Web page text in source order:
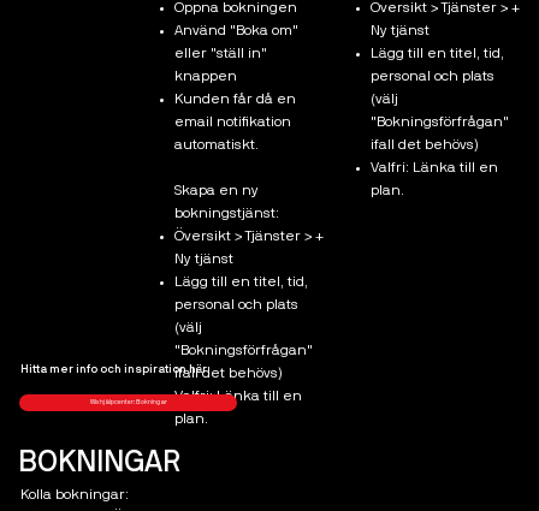
BOKNINGAR
Kolla bokningar:
Översikt > Tjänster > +
Ny tjänst
Lägg till en titel, tid,
personal och plats
(välj
"Bokningsförfrågan"
ifall det behövs)
Valfri: Länka till en
plan.
Öppna bokningen
Använd "Boka om"
eller "ställ in"
knappen
Kunden får då en
email notifikation
automatiskt.
Skapa en ny
bokningstjänst:
Översikt > Tjänster > +
Ny tjänst
Lägg till en titel, tid,
personal och plats
(välj
"Bokningsförfrågan"
ifall det behövs)
Valfri: Länka till en
plan.
Hitta mer info och inspiration här:
Wix hjälpcenter: Bokningar